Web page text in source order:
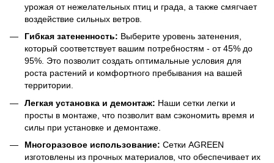
урожая от нежелательных птиц и града, а также смягчает
воздействие сильных ветров.
Гибкая затененность: Выберите уровень затенения,
который соответствует вашим потребностям - от 45% до
95%. Это позволит создать оптимальные условия для
роста растений и комфортного пребывания на вашей
территории.
Легкая установка и демонтаж: Наши сетки легки и
просты в монтаже, что позволит вам сэкономить время и
силы при установке и демонтаже.
Многоразовое использование: Сетки AGREEN
изготовлены из прочных материалов, что обеспечивает их